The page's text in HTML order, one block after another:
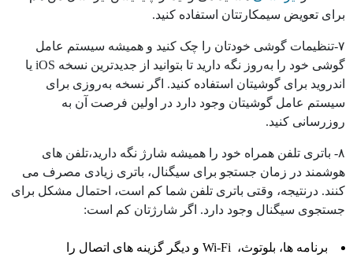
برای تعویض سیمکارتتان استفاده کنید.
۷-تنظیمات گوشی خودتان را چک کنید و همیشه سیستم عامل
گوشی خود را به‌روز نگه دارید تا بتوانید از جدیدترین نسخه iOS یا
اندروید برای گوشیتان استفاده کنید. اگر نسخه به‌روزی برای
سیستم عامل گوشیتان وجود دارد در اولین فرصت آن به
روزرسانی کنید.
۸- باتری تلفن همراه خود را همیشه شارژ نگه دارید،تلفن های
هوشمند در زمان جستجو برای سیگنال، باتری زیادی مصرف می
کنند. درنتیجه، وقتی باتری تلفن شما کم است، احتمال مشکل برای
جستجوی سیگنال وجود دارد. اگر شارژتان کم است:
برنامه ها، بلوتوث، Wi-Fi و دیگر گزینه های اتصال را